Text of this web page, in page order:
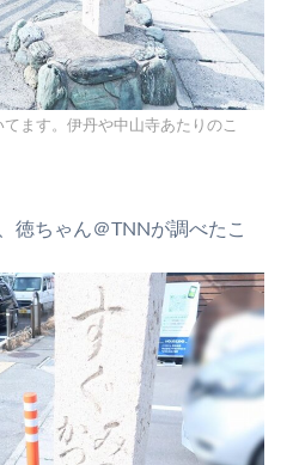
ます。伊丹や中山寺あたりのこ
徳ちゃん＠TNNが調べたこ